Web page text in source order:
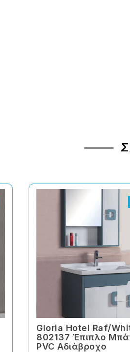
Gloria Hotel Raf/
802137 Έπιπλο
PVC Αδιάβροχο